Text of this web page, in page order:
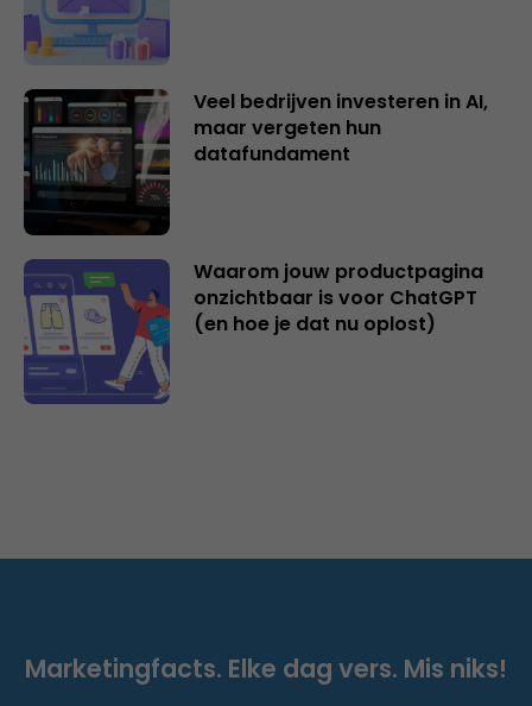
Veel bedrijven investeren in AI,
maar vergeten hun
datafundament
Waarom jouw productpagina
onzichtbaar is voor ChatGPT
(en hoe je dat nu oplost)
Marketingfacts. Elke dag vers. Mis niks!